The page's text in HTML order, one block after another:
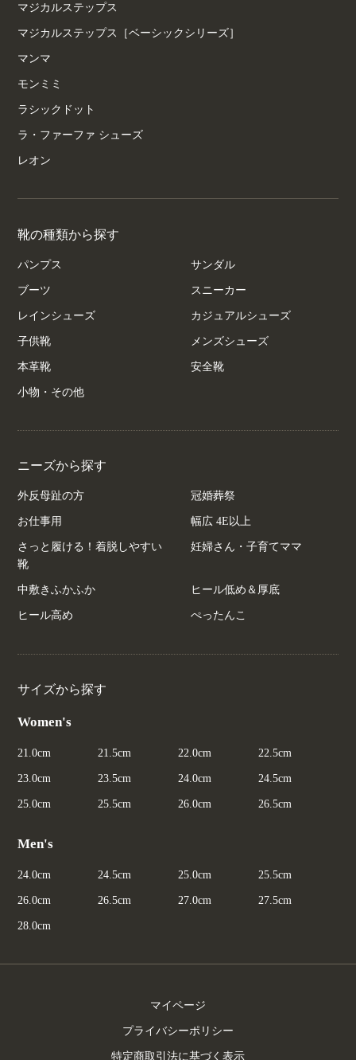
マジカルステップス
マジカルステップス［ベーシックシリーズ］
マンマ
モンミミ
ラシックドット
ラ・ファーファ シューズ
レオン
靴の種類から探す
パンプス サンダル
ブーツ スニーカー
レインシューズ カジュアルシューズ
子供靴 メンズシューズ
本革靴 安全靴
小物・その他
ニーズから探す
外反母趾の方 冠婚葬祭
お仕事用 幅広 4E以上
さっと履ける！着脱しやすい
靴
妊婦さん・子育てママ
中敷きふかふか ヒール低め＆厚底
ヒール高め ぺったんこ
サイズから探す
Women's
21.0cm 21.5cm 22.0cm 22.5cm
23.0cm 23.5cm 24.0cm 24.5cm
25.0cm 25.5cm 26.0cm 26.5cm
Men's
24.0cm 24.5cm 25.0cm 25.5cm
26.0cm 26.5cm 27.0cm 27.5cm
28.0cm
マイページ
プライバシーポリシー
特定商取引法に基づく表示